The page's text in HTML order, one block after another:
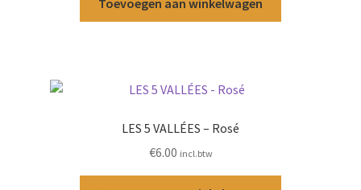
Toevoegen aan winkelwagen
LES 5 VALLÉES – Rosé
€6.00 incl.btw